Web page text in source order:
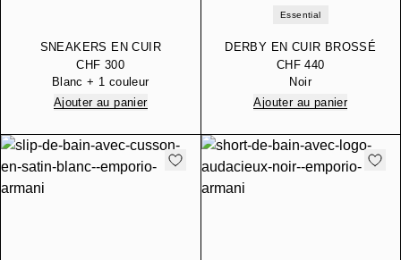
SNEAKERS EN CUIR
AVEC DÉTAILS
PAILLETÉS
THERMOFORMÉS
CHF 300
Blanc + 1 couleur
Ajouter au panier
Essential
DERBY EN CUIR BROSSÉ
À BOUT ROND
ESSENTIAL
CHF 440
Noir
Ajouter au panier